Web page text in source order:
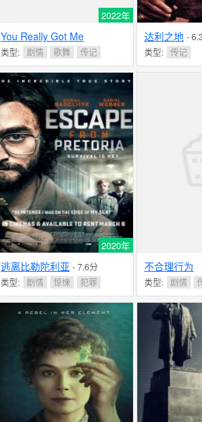
2022年
You Really Got Me
类型: 剧情 歌舞 传记
达利之地 -
类型: 传记
2020年
逃离比勒陀利亚 - 7.6分
类型: 剧情 惊悚 犯罪
不合理行为
类型: 剧情